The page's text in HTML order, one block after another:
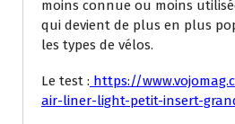
moins connue ou moins
qui devient de plus en plus
les types de vélos.
Le test : https://
air-liner-light-petit-insert-